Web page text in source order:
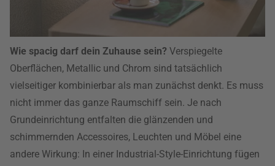
Wie spacig darf dein Zuhause sein? Verspiegelte
Oberflächen, Metallic und Chrom sind tatsächlich
vielseitiger kombinierbar als man zunächst denkt. Es muss
nicht immer das ganze Raumschiff sein. Je nach
Grundeinrichtung entfalten die glänzenden und
schimmernden Accessoires, Leuchten und Möbel eine
andere Wirkung: In einer Industrial-Style-Einrichtung fügen